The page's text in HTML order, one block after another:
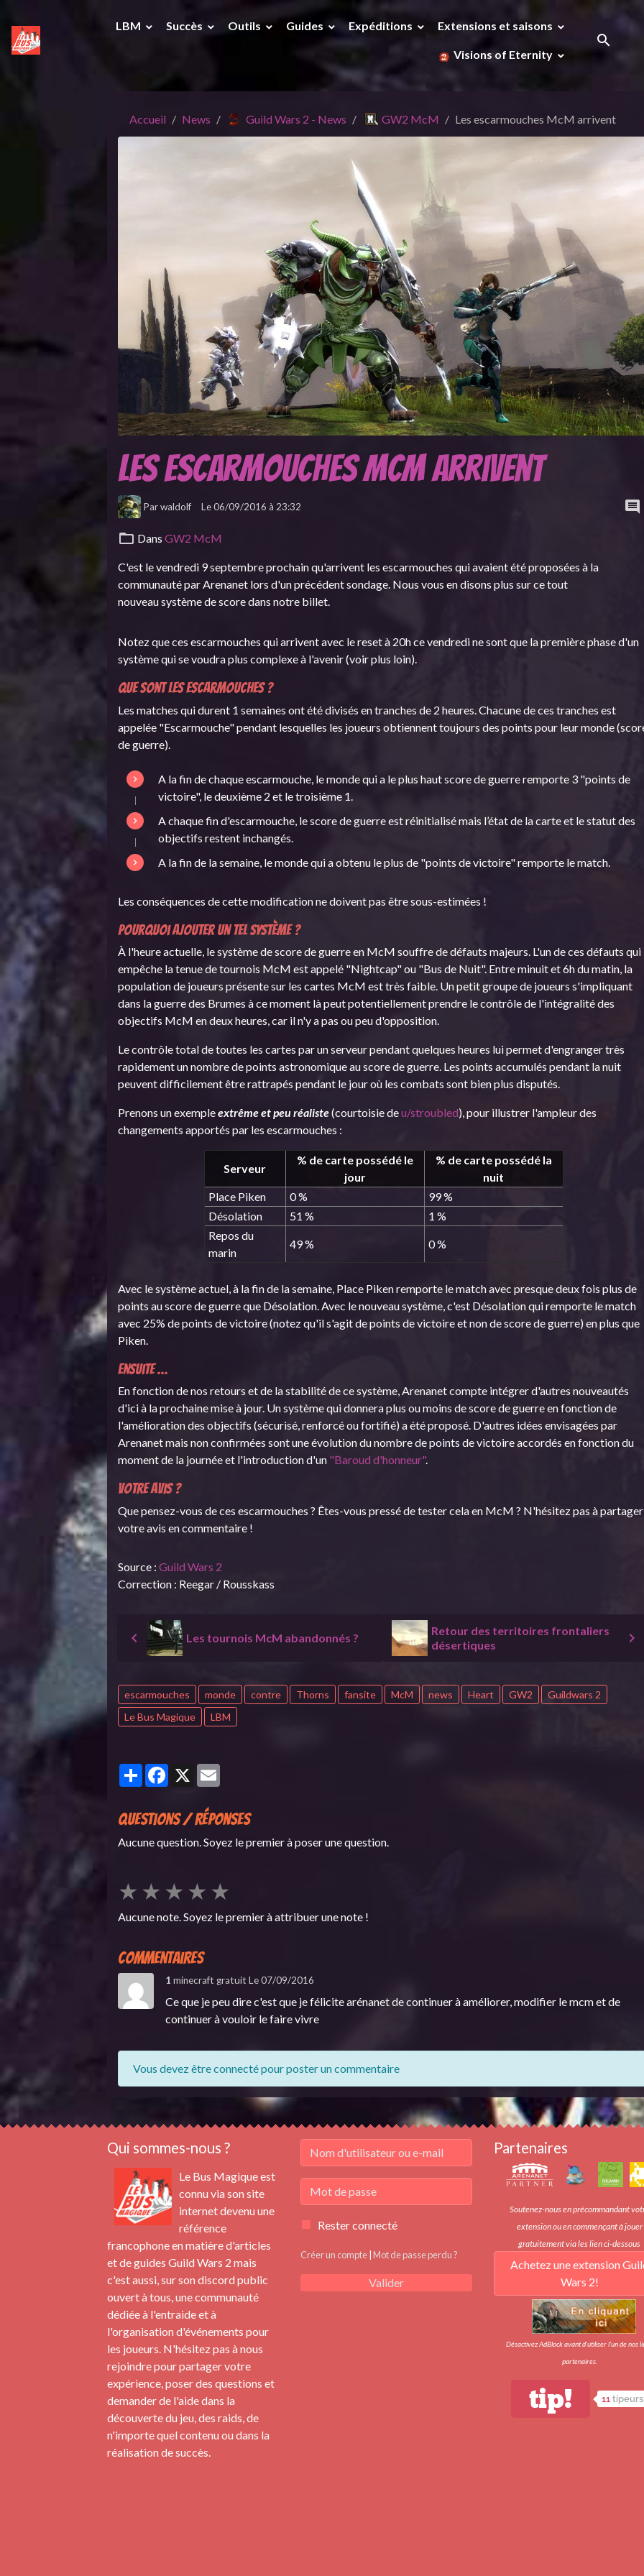
LBM Succès Outils Guides Expéditions Extensions et saisons
Visions of Eternity
Accueil News Guild Wars 2 - News GW2 McM Les escarmouches McM arrivent
Les escarmouches McM arrivent
Parwaldolf Le 06/09/2016 à 23:32
DansGW2 McM
C'est le vendredi 9 septembre prochain qu'arrivent les escarmouches qui avaient été proposées à la
communauté par Arenanet lors d'un précédent sondage. Nous vous en disons plus sur ce tout
nouveau système de score dans notre billet.
Notez que ces escarmouches qui arrivent avec le reset à 20h ce vendredi ne sont que la première phase d'un
système qui se voudra plus complexe à l'avenir (voir plus loin).
Que sont les escarmouches ?
Les matches qui durent 1 semaines ont été divisés en tranches de 2 heures. Chacune de ces tranches est
appelée "Escarmouche" pendant lesquelles les joueurs obtiennent toujours des points pour leur monde
de guerre).
A la fin de chaque escarmouche, le monde qui a le plus haut score de guerre remporte 3 "points de
victoire", le deuxième 2 et le troisième 1.
A chaque fin d'escarmouche, le score de guerre est réinitialisé mais l’état de la carte et le statut des
objectifs restent inchangés.
A la fin de la semaine, le monde qui a obtenu le plus de "points de victoire" remporte le match.
Les conséquences de cette modification ne doivent pas être sous-estimées !
Pourquoi ajouter un tel système ?
À l'heure actuelle, le système de score de guerre en McM souffre de défauts majeurs. L'un de ces défauts qui
empêche la tenue de tournois McM est appelé "Nightcap" ou "Bus de Nuit". Entre minuit et 6h du matin, la
population de joueurs présente sur les cartes McM est très faible. Un petit groupe de joueurs s'impliquant
dans la guerre des Brumes à ce moment là peut potentiellement prendre le contrôle de l'intégralité des
objectifs McM en deux heures, car il n'y a pas ou peu d'opposition.
Le contrôle total de toutes les cartes par un serveur pendant quelques heures lui permet d'engranger très
rapidement un nombre de points astronomique au score de guerre. Les points accumulés pendant la nuit
peuvent difficilement être rattrapés pendant le jour où les combats sont bien plus disputés.
Prenons un exempleextrême et peu réaliste(courtoisie deu/stroubled), pour illustrer l'ampleur des
changements apportés par les escarmouches :
Serveur
% de carte possédé le
jour
% de carte possédé la
nuit
Place Piken
0 %
99 %
Désolation
51 %
1 %
Repos du
marin
49 % 0 %
Avec le système actuel, à la fin de la semaine, Place Piken remporte le match avec presque deux fois plus de
points au score de guerre que Désolation. Avec le nouveau système, c'est Désolation qui remporte le match
avec 25% de points de victoire (notez qu'il s'agit de points de victoire et non de score de guerre) en plus que
Piken.
Ensuite ...
En fonction de nos retours et de la stabilité de ce système, Arenanet compte intégrer d'autres nouveautés
d'ici à la prochaine mise à jour. Un système qui donnera plus ou moins de score de guerre en fonction de
l'amélioration des objectifs (sécurisé, renforcé ou fortifié) a été proposé. D'autres idées envisagées par
Arenanet mais non confirmées sont une évolution du nombre de points de victoire accordés en fonction du
moment de la journée et l'introduction d'un "Baroud d'honneur".
Votre avis ?
Que pensez-vous de ces escarmouches ? Êtes-vous pressé de tester cela en McM ? N'hésitez pas à partager
votre avis en commentaire !
Source :Guild Wars 2
Correction : Reegar / Rousskass
Les tournois McM abandonnés ?
Retour des territoires frontaliers
désertiques
escarmouches monde contre Thorns fansite McM news Heart GW2
Guildwars 2
Le Bus Magique
LBM
PartagerFacebook
X
Questions / Réponses
Aucune question. Soyez le premier à poser une question.
★ ★ ★ ★ ★
Aucune note. Soyez le premier à attribuer une note !
Commentaires
1 minecraft gratuit Le 07/09/2016
Ce que je peu dire c'est que je félicite arénanet de continuer à améliorer, modifier le mcm et de
continuer à vouloir le faire vivre
Vous devez être connecté pour poster un commentaire
Qui sommes-nous ?
Le Bus Magique est
connu via son site
internet devenu une
référence
francophone en matière d'articles
et de guides Guild Wars 2 mais
c'est aussi, sur son discord public
ouvert à tous, une communauté
dédiée à l'entraide et à
l'organisation d'événements pour
les joueurs. N'hésitez pas à nous
rejoindre pour partager votre
expérience, poser des questions et
demander de l'aide dans la
découverte du jeu, des raids, de
n'importe quel contenu ou dans la
réalisation de succès.
Rester connecté
Créer un compte Mot de passe perdu ?
Valider
Partenaires
Soutenez-nous en précommandant
extension ou en commençant à jouer
gratuitement via les lien ci-dessous
Achetez une extension
Wars 2!
Désactivez AdBlock avant d'utiliser l'un de nos
partenaires.
tip! 11 tipeurs